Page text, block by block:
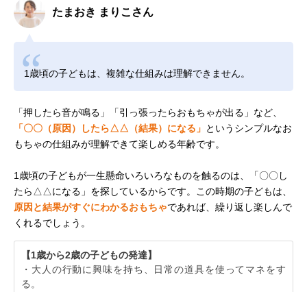
たまおき まりこさん
1歳頃の子どもは、複雑な仕組みは理解できません。
「押したら音が鳴る」「引っ張ったらおもちゃが出る」など、
「〇〇（原因）したら△△（結果）になる」 というシンプルなお
もちゃの仕組みが理解できて楽しめる年齢です。
1歳頃の子どもが一生懸命いろいろなものを触るのは、「〇〇し
たら△△になる」を探しているからです。この時期の子どもは、
原因と結果がすぐにわかるおもちゃであれば、繰り返し楽しんで
くれるでしょう。
【1歳から2歳の子どもの発達】
・大人の行動に興味を持ち、日常の道具を使ってマネをす
る。